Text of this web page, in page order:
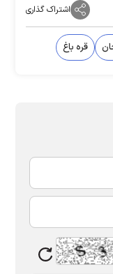
اشتراک گذاری
قره باغ